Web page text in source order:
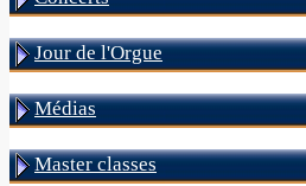
Jour de l'Orgue
Médias
Master classes